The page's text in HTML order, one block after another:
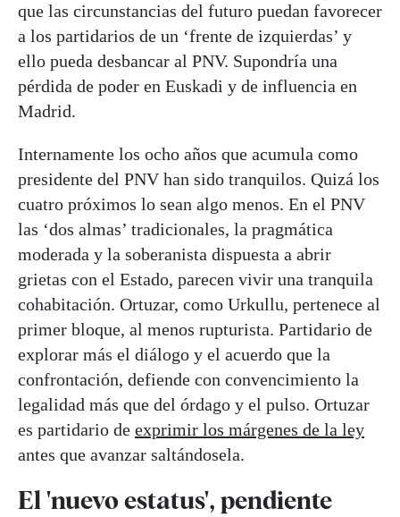
que las circunstancias del futuro puedan favorecer
a los partidarios de un ‘frente de izquierdas’ y
ello pueda desbancar al PNV. Supondría una
pérdida de poder en Euskadi y de influencia en
Madrid.
Internamente los ocho años que acumula como
presidente del PNV han sido tranquilos. Quizá los
cuatro próximos lo sean algo menos. En el PNV
las ‘dos almas’ tradicionales, la pragmática
moderada y la soberanista dispuesta a abrir
grietas con el Estado, parecen vivir una tranquila
cohabitación. Ortuzar, como Urkullu, pertenece al
primer bloque, al menos rupturista. Partidario de
explorar más el diálogo y el acuerdo que la
confrontación, defiende con convencimiento la
legalidad más que del órdago y el pulso. Ortuzar
es partidario de exprimir los márgenes de la ley
antes que avanzar saltándosela.
El 'nuevo estatus', pendiente